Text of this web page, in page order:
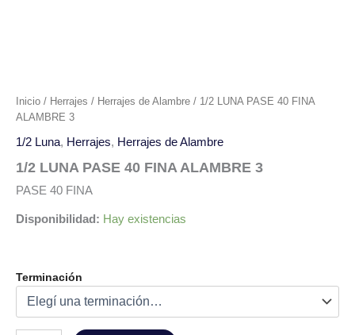
Inicio / Herrajes / Herrajes de Alambre / 1/2 LUNA PASE 40 FINA
ALAMBRE 3
1/2 Luna, Herrajes, Herrajes de Alambre
1/2 LUNA PASE 40 FINA ALAMBRE 3
PASE 40 FINA
Disponibilidad: Hay existencias
Terminación